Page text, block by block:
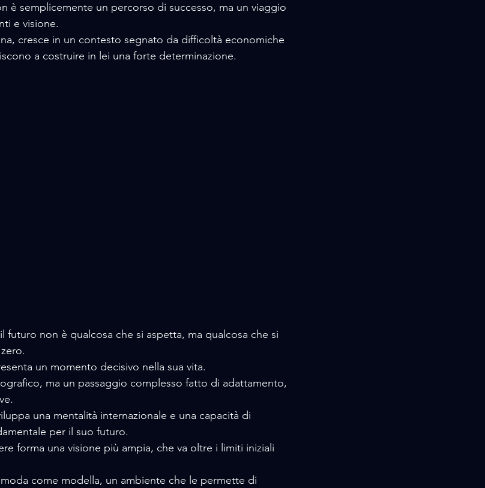
è semplicemente un percorso di successo, ma un viaggio
e visione.
cresce in un contesto segnato da difficoltà economiche
a costruire in lei una forte determinazione.
futuro non è qualcosa che si aspetta, ma qualcosa che si
un momento decisivo nella sua vita.
ma un passaggio complesso fatto di adattamento,
una mentalità internazionale e una capacità di
per il suo futuro.
forma una visione più ampia, che va oltre i limiti iniziali
come modella, un ambiente che le permette di